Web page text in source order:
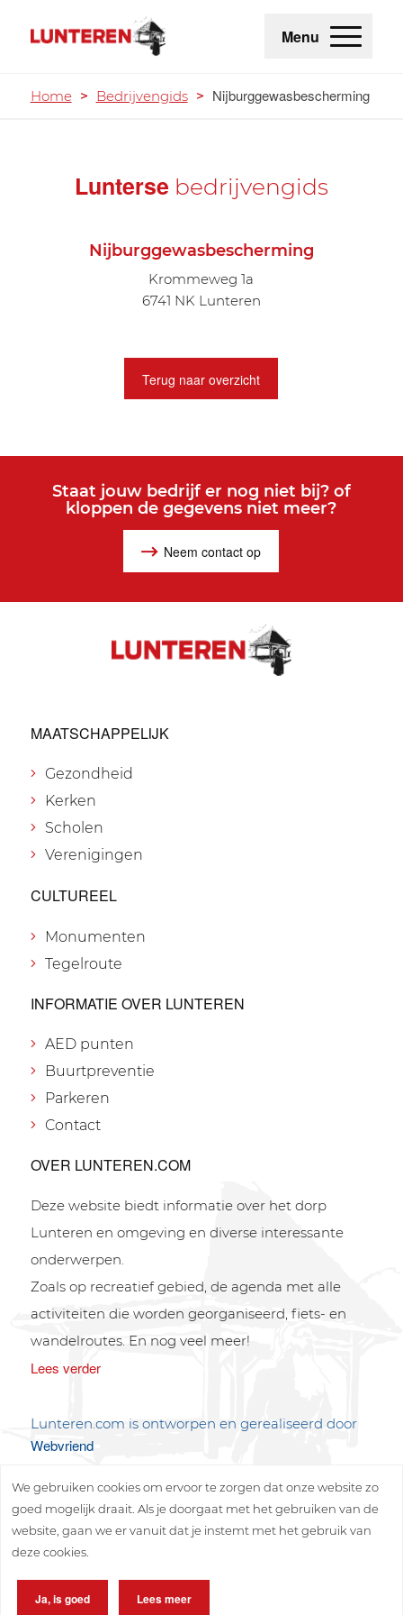
Menu
Home > Bedrijvengids > Nijburggewasbescherming
Lunterse bedrijvengids
Nijburggewasbescherming
Krommeweg 1a
6741 NK Lunteren
Terug naar overzicht
Staat jouw bedrijf er nog niet bij? of
kloppen de gegevens niet meer?
Neem contact op
MAATSCHAPPELIJK
Gezondheid
Kerken
Scholen
Verenigingen
CULTUREEL
Monumenten
Tegelroute
INFORMATIE OVER LUNTEREN
AED punten
Buurtpreventie
Parkeren
Contact
OVER LUNTEREN.COM
Deze website biedt informatie over het dorp
Lunteren en omgeving en diverse interessante
onderwerpen.
Zoals op recreatief gebied, de agenda met alle
activiteiten die worden georganiseerd, fiets- en
wandelroutes. En nog veel meer!
Lees verder
Lunteren.com is ontworpen en gerealiseerd door
Webvriend
We gebruiken cookies om ervoor te zorgen dat onze website zo
goed mogelijk draait. Als je doorgaat met het gebruiken van de
website, gaan we er vanuit dat je instemt met het gebruik van
deze cookies.
Ja, is goed Lees meer